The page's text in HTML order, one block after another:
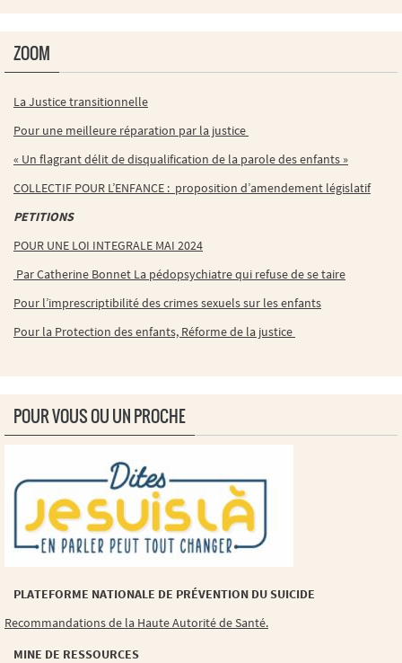
ZOOM
La Justice transitionnelle
Pour une meilleure réparation par la justice
« Un flagrant délit de disqualification de la parole des enfants »
COLLECTIF POUR L’ENFANCE : proposition d’amendement législatif
PETITIONS
POUR UNE LOI INTEGRALE MAI 2024
Par Catherine Bonnet La pédopsychiatre qui refuse de se taire
Pour l’imprescriptibilité des crimes sexuels sur les enfants
Pour la Protection des enfants, Réforme de la justice
POUR VOUS OU UN PROCHE
PLATEFORME NATIONALE DE PRÉVENTION DU SUICIDE
Recommandations de la Haute Autorité de Santé.
MINE DE RESSOURCES